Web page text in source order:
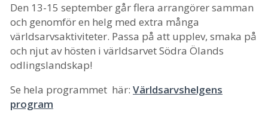
Den 13-15 september går flera arrangörer samman
och genomför en helg med extra många
världsarvsaktiviteter. Passa på att upplev, smaka på
och njut av hösten i världsarvet Södra Ölands
odlingslandskap!
Se hela programmet här: Världsarvshelgens
program